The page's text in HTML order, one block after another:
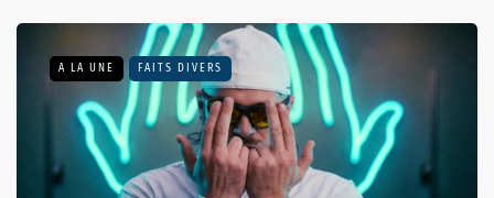
A LA UNE FAITS DIVERS